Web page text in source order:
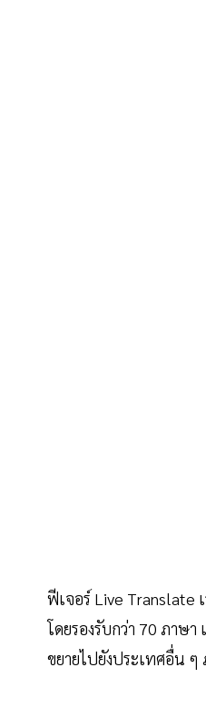
ฟีเจอร์ Live Translate
โดยรองรับกว่า 70 ภาษ
ขยายไปยังประเทศอื่น ๆ